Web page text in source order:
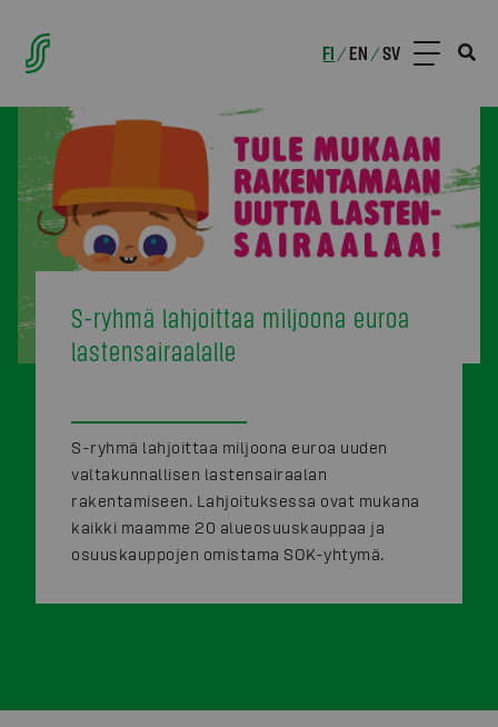
FI /EN /SV
S-ryhmä lahjoittaa miljoona euroa
lastensairaalalle
S-ryhmä lahjoittaa miljoona euroa uuden
valtakunnallisen lastensairaalan
rakentamiseen. Lahjoituksessa ovat mukana
kaikki maamme 20 alueosuuskauppaa ja
osuuskauppojen omistama SOK-yhtymä.